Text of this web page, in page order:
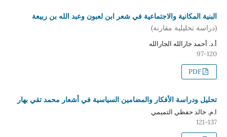
البنية المكانية والاجتماعية في شعر ابن لعبون وعبد الله بن ربيعة
(دراسة تحليلية مقارنة)
أ.د. أحمد جارالله الجارالله
97-120
PDF
تحليل ودراسة الأفكار والمضامين السياسية في أشعار محمد تقي بهار
ا.م. خالد حفظي التميمي
121-137